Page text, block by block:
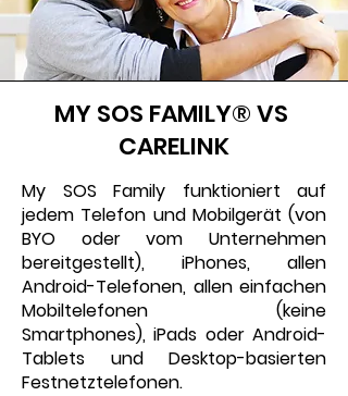
MY SOS FAMILY® VS
CARELINK
My SOS Family funktioniert auf
jedem Telefon und Mobilgerät (von
BYO oder vom Unternehmen
bereitgestellt), iPhones, allen
Android-Telefonen, allen einfachen
Mobiltelefonen (keine
Smartphones), iPads oder Android-
Tablets und Desktop-basierten
Festnetztelefonen.